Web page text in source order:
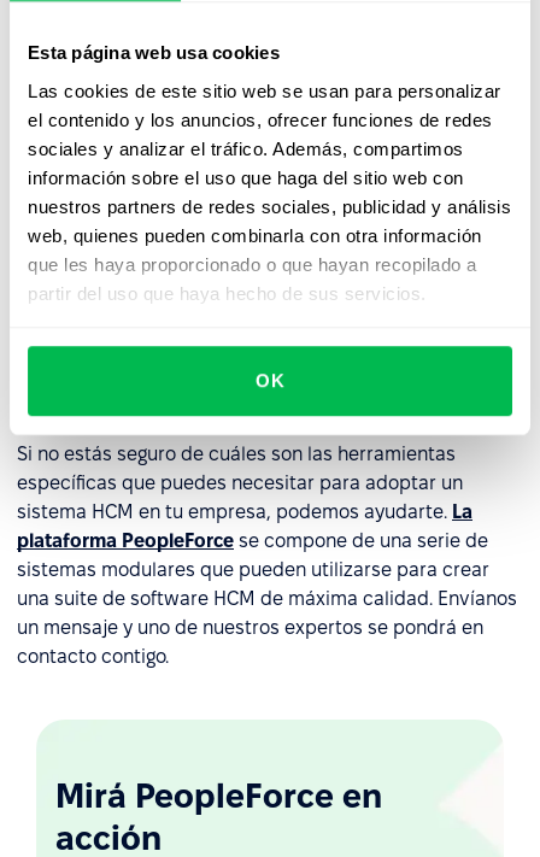
Esta página web usa cookies
Las cookies de este sitio web se usan para personalizar
el contenido y los anuncios, ofrecer funciones de redes
sociales y analizar el tráfico. Además, compartimos
información sobre el uso que haga del sitio web con
nuestros partners de redes sociales, publicidad y análisis
web, quienes pueden combinarla con otra información
que les haya proporcionado o que hayan recopilado a
partir del uso que haya hecho de sus servicios.
OK
interdependiente. Entre ellos se incluyen los Sistemas de
información de recursos humanos ("HRIS", por sus siglas
en inglés) y los Sistemas de gestión de recursos humanos
("HRMS", por sus siglas en inglés).
Existen otras herramientas de software que pueden
incluirse como parte de un sistema HCM, en función de
los requisitos específicos de la empresa. Puede incluir
herramientas para gestionar adecuadamente el
solicitantesy una herramienta de nóminas diseñada
para hacer seguimiento de sus finanzas. Todo depende
Si no estás seguro de cuáles son las herramientas
específicas que puedes necesitar para adoptar un
sistema HCM en tu empresa, podemos ayudarte. La
plataforma PeopleForce se compone de una serie de
sistemas modulares que pueden utilizarse para crear
una suite de software HCM de máxima calidad. Envíanos
un mensaje y uno de nuestros expertos se pondrá en
contacto contigo.
Mirá PeopleForce en
acción